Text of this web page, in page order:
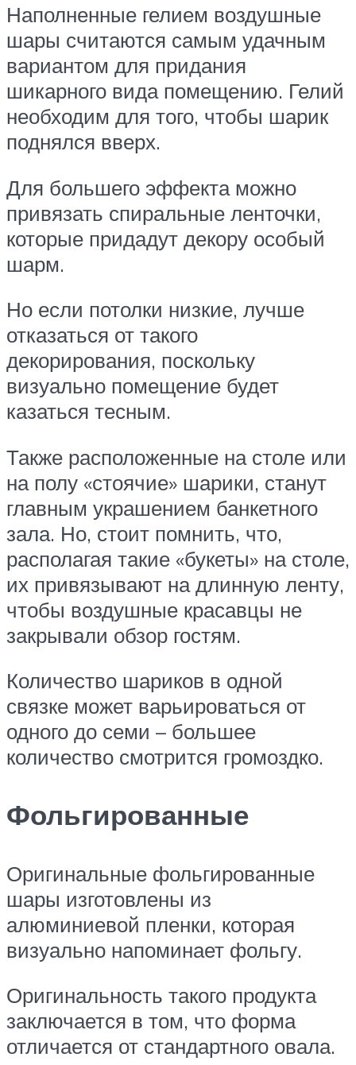
Наполненные гелием воздушные
шары считаются самым удачным
вариантом для придания
шикарного вида помещению. Гелий
необходим для того, чтобы шарик
поднялся вверх.
Для большего эффекта можно
привязать спиральные ленточки,
которые придадут декору особый
шарм.
Но если потолки низкие, лучше
отказаться от такого
декорирования, поскольку
визуально помещение будет
казаться тесным.
Также расположенные на столе или
на полу «стоячие» шарики, станут
главным украшением банкетного
зала. Но, стоит помнить, что,
располагая такие «букеты» на столе,
их привязывают на длинную ленту,
чтобы воздушные красавцы не
закрывали обзор гостям.
Количество шариков в одной
связке может варьироваться от
одного до семи – большее
количество смотрится громоздко.
Фольгированные
Оригинальные фольгированные
шары изготовлены из
алюминиевой пленки, которая
визуально напоминает фольгу.
Оригинальность такого продукта
заключается в том, что форма
отличается от стандартного овала.